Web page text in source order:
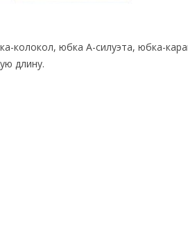
колокол, юбка А-силуэта, юбка-
длину.